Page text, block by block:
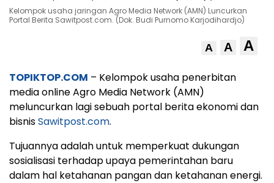
Kelompok usaha jaringan Agro Media Network (AMN) Luncurkan
Portal Berita Sawitpost.com. (Dok. Budi Purnomo Karjodihardjo)
A A A
TOPIKTOP.COM – Kelompok usaha penerbitan
media online Agro Media Network (AMN)
meluncurkan lagi sebuah portal berita ekonomi dan
bisnisSawitpost.com.
Tujuannya adalah untuk memperkuat dukungan
sosialisasi terhadap upaya pemerintahan baru
dalam hal ketahanan pangan dan ketahanan energi.